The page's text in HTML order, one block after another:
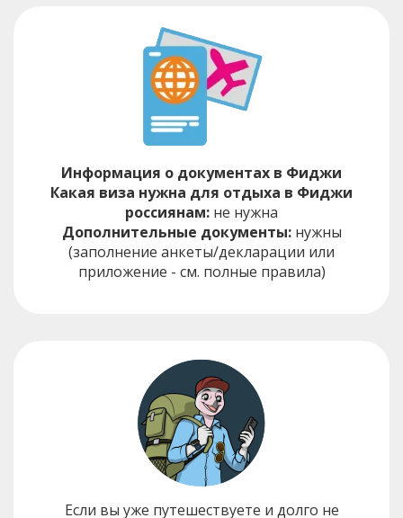
Информация о документах в Фиджи
Какая виза нужна для отдыха в Фиджи
россиянам: не нужна
Дополнительные документы:нужны
(заполнение анкеты/декларации или
приложение - см. полные правила)
Если вы уже путешествуете и долго не